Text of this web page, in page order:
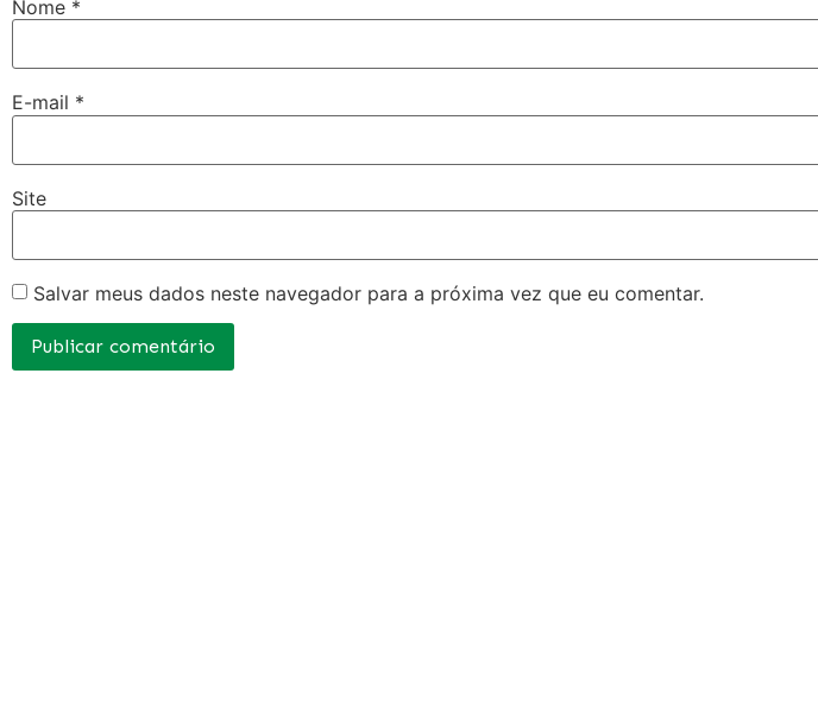
Nome *
E-mail *
Site
Salvar meus dados neste navegador para a próxima vez que eu comentar.